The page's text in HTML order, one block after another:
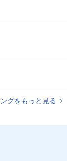
グをもっと見る